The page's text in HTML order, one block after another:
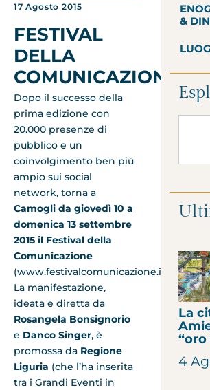
17 Agosto 2015
FESTIVAL
DELLA
COMUNICAZIONE
Dopo il successo della
prima edizione con
20.000 presenze di
pubblico e un
coinvolgimento ben più
ampio sui social
network, torna a
Camogli da giovedì 10 a
domenica 13 settembre
2015 il Festival della
Comunicazione
(www.festivalcomunicazione.it).
La manifestazione,
ideata e diretta da
Rosangela Bonsignorio
e Danco Singer, è
promossa da Regione
Liguria (che l’ha inserita
tra i Grandi Eventi in
&
La
“oro
4